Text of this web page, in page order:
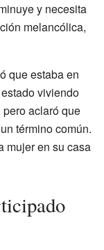
y necesita
melancólica,
que estaba en
viviendo
aclaró que
término común.
mujer en su casa